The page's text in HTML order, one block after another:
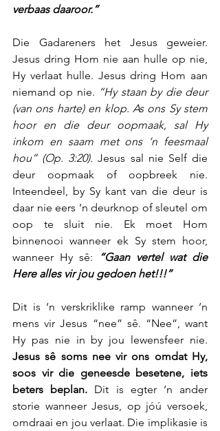
verbaas daaroor.”
Die Gadareners het Jesus geweier.
Jesus dring Hom nie aan hulle op nie,
Hy verlaat hulle. Jesus dring Hom aan
niemand op nie. “Hy staan by die deur
(van ons harte) en klop. As ons Sy stem
hoor en die deur oopmaak, sal Hy
inkom en saam met ons ‘n feesmaal
hou” (Op. 3:20). Jesus sal nie Self die
deur oopmaak of oopbreek nie.
Inteendeel, by Sy kant van die deur is
daar nie eers ‘n deurknop of sleutel om
oop te sluit nie. Ek moet Hom
binnenooi wanneer ek Sy stem hoor,
wanneer Hy sê:
“Gaan vertel wat die
Here alles vir jou gedoen het!!!”
Dit is ‘n verskriklike ramp wanneer ‘n
mens vir Jesus “nee” sê. “Nee”, want
Jesus sê soms nee vir ons omdat Hy,
soos vir die geneesde besetene, iets
beters beplan. Dit is egter ‘n ander
storie wanneer Jesus, op jóú versoek,
omdraai en jou verlaat. Die implikasie is